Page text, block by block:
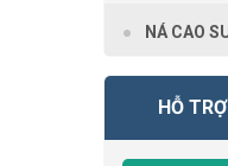
NÁ CAO
HỖ